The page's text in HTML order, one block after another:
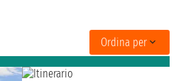
Ordina per